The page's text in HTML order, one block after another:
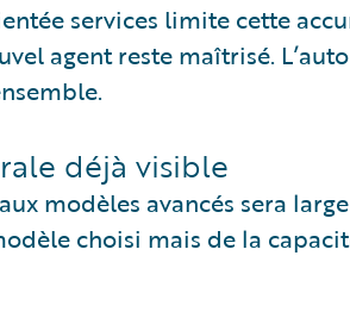
services limite cette
agent reste maîtrisé.
déjà visible
modèles avancés sera
choisi mais de la